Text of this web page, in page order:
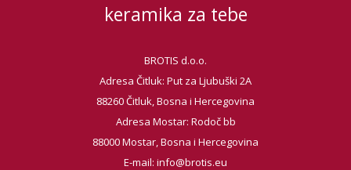
keramika za tebe
BROTIS d.o.o.
Adresa Čitluk: Put za Ljubuški 2A
88260 Čitluk, Bosna i Hercegovina
Adresa Mostar: Rodoč bb
88000 Mostar, Bosna i Hercegovina
E-mail: info@brotis.eu